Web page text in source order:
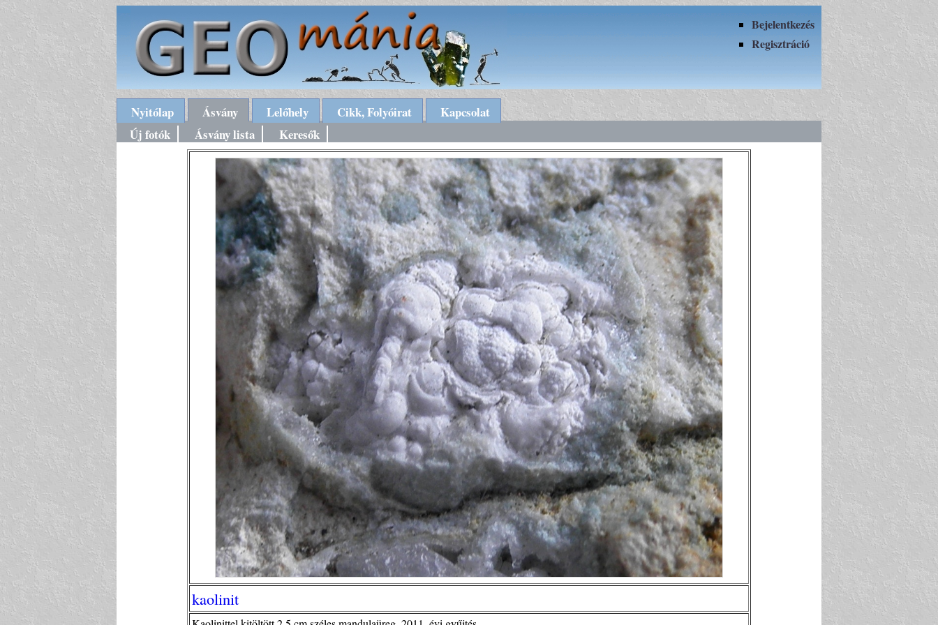
Bejelentkezés
Regisztráció
Nyitólap Ásvány Lelőhely Cikk, Folyóirat
Kapcsolat
Új fotók
Ásvány lista Keresők
kaolinit